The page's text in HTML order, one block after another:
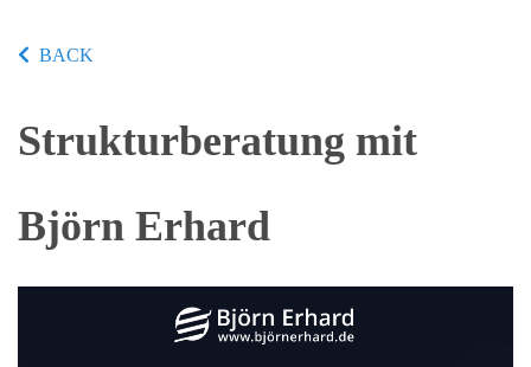
BACK
Strukturberatung mit
Björn Erhard